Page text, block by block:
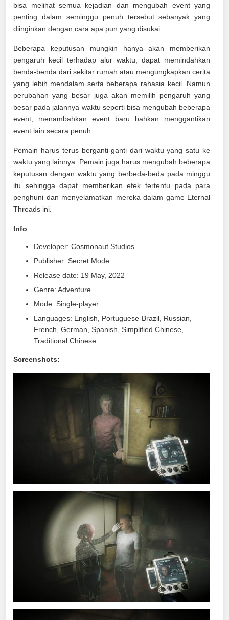
bisa melihat semua kejadian dan mengubah event yang
penting dalam seminggu penuh tersebut sebanyak yang
diinginkan dengan cara apa pun yang disukai.
Beberapa keputusan mungkin hanya akan memberikan
pengaruh kecil terhadap alur waktu, dapat memindahkan
benda-benda dari sekitar rumah atau mengungkapkan cerita
yang lebih mendalam serta beberapa rahasia kecil. Namun
perubahan yang besar juga akan memilih pengaruh yang
besar pada jalannya waktu seperti bisa mengubah beberapa
event, menambahkan event baru bahkan menggantikan
event lain secara penuh.
Pemain harus terus berganti-ganti dari waktu yang satu ke
waktu yang lainnya. Pemain juga harus mengubah beberapa
keputusan dengan waktu yang berbeda-beda pada minggu
itu sehingga dapat memberikan efek tertentu pada para
penghuni dan menyelamatkan mereka dalam game Eternal
Threads ini.
Info
Developer: Cosmonaut Studios
Publisher: Secret Mode
Release date: 19 May, 2022
Genre: Adventure
Mode: Single-player
Languages: English, Portuguese-Brazil, Russian,
French, German, Spanish, Simplified Chinese,
Traditional Chinese
Screenshots: